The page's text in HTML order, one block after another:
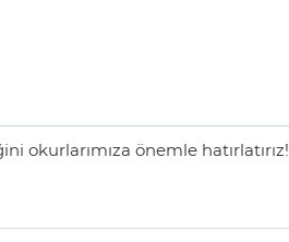
okurlarımıza önemle hatırlatırız!